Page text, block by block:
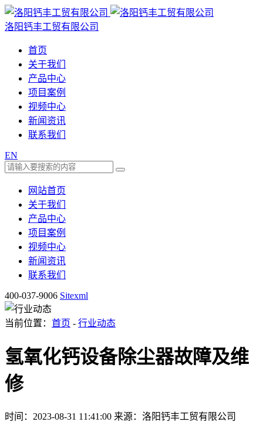
洛阳钙丰工贸有限公司
首页
关于我们
产品中心
项目案例
视频中心
新闻资讯
联系我们
EN
网站首页
关于我们
产品中心
项目案例
视频中心
新闻资讯
联系我们
400-037-9006 Sitexml
当前位置： 首页 - 行业动态
氢氧化钙设备除尘器故障及维
修
时间：2023-08-31 11:41:00 来源：洛阳钙丰工贸有限公司